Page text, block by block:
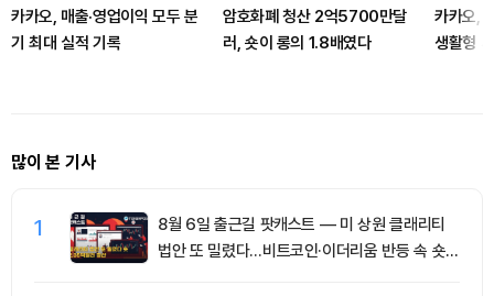
카카오, 매출·영업이익 모두 분
기 최대 실적 기록
암호화폐 청산 2억5700만달
러, 숏이 롱의 1.8배였다
카카오,
생활형
많이 본 기사
1
8월 6일 출근길 팟캐스트 — 미 상원 클래리티
법안 또 밀렸다…비트코인·이더리움 반등 속 숏